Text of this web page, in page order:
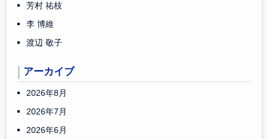
芳村 祐枝
李 博維
渡辺 敬子
アーカイブ
2026年8月
2026年7月
2026年6月